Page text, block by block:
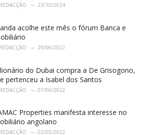
REDACÇÃO 23/10/2024
acolhe este mês o fórum Banca e
REDACÇÃO 29/06/2022
do Dubai compra a De Grisogono,
pertenceu a Isabel dos Santos
REDACÇÃO 07/06/2022
Properties manifesta interesse no
angolano
REDACÇÃO 02/05/2022